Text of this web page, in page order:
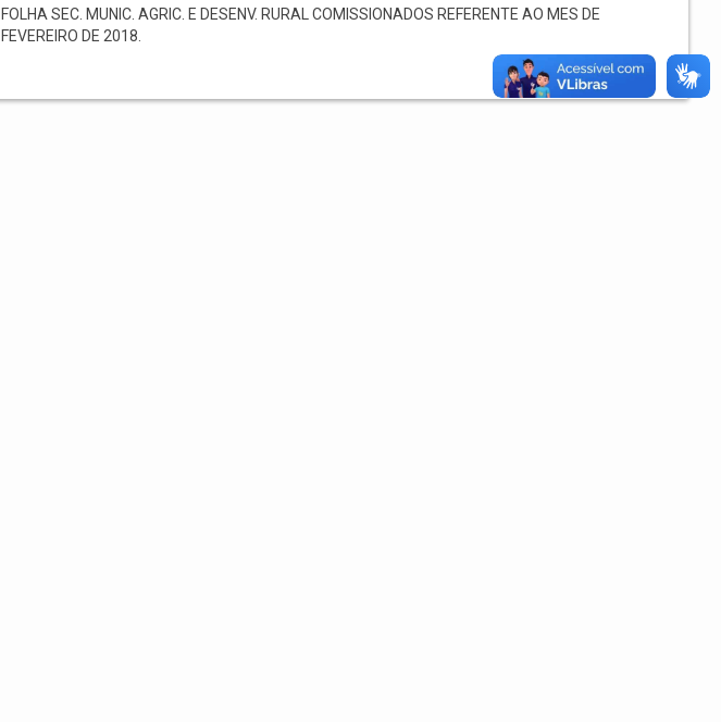
FOLHA SEC. MUNIC. AGRIC. E DESENV. RURAL COMISSIONADOS REFERENTE AO MES DE
FEVEREIRO DE 2018.